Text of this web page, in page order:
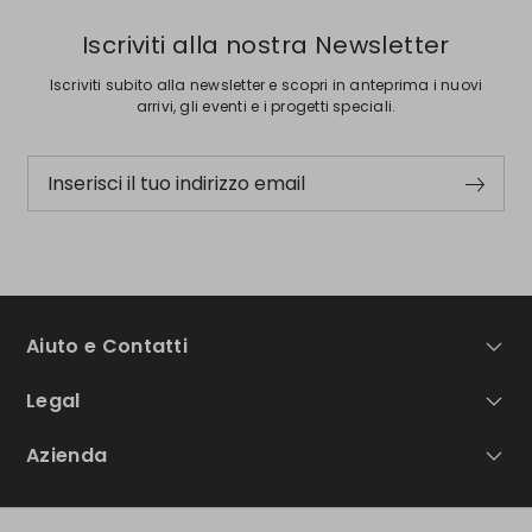
Iscriviti alla nostra Newsletter
Iscriviti subito alla newsletter e scopri in anteprima i nuovi
arrivi, gli eventi e i progetti speciali.
Inserisci il tuo indirizzo email
Aiuto e Contatti
Legal
Azienda